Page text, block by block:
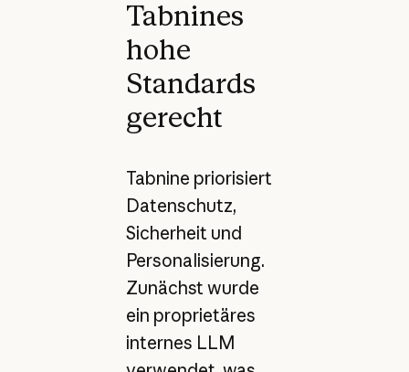
Tabnines
hohe
Standards
gerecht
Tabnine priorisiert
Datenschutz,
Sicherheit und
Personalisierung.
Zunächst wurde
ein proprietäres
internes LLM